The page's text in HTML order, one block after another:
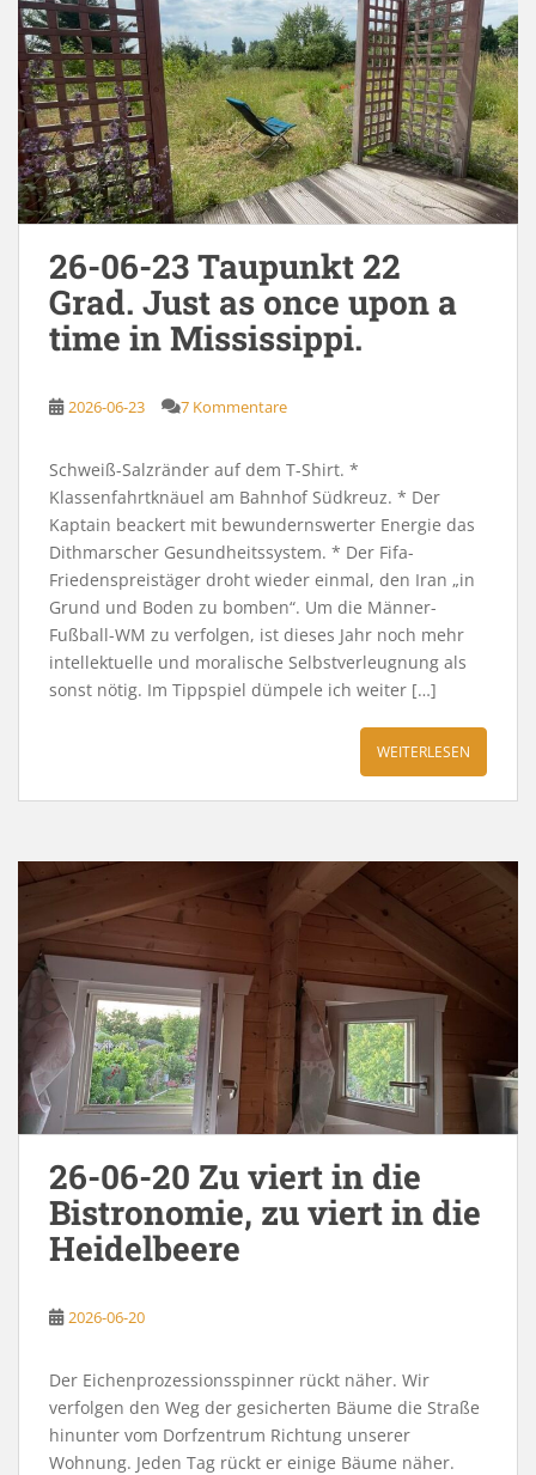
26-06-23 Taupunkt 22
Grad. Just as once upon a
time in Mississippi.
2026-06-23 7 Kommentare
Schweiß-Salzränder auf dem T-Shirt. *
Klassenfahrtknäuel am Bahnhof Südkreuz. * Der
Kaptain beackert mit bewundernswerter Energie das
Dithmarscher Gesundheitssystem. * Der Fifa-
Friedenspreistäger droht wieder einmal, den Iran „in
Grund und Boden zu bomben“. Um die Männer-
Fußball-WM zu verfolgen, ist dieses Jahr noch mehr
intellektuelle und moralische Selbstverleugnung als
sonst nötig. Im Tippspiel dümpele ich weiter […]
WEITERLESEN
26-06-20 Zu viert in die
Bistronomie, zu viert in die
Heidelbeere
2026-06-20
Der Eichenprozessionsspinner rückt näher. Wir
verfolgen den Weg der gesicherten Bäume die Straße
hinunter vom Dorfzentrum Richtung unserer
Wohnung. Jeden Tag rückt er einige Bäume näher.